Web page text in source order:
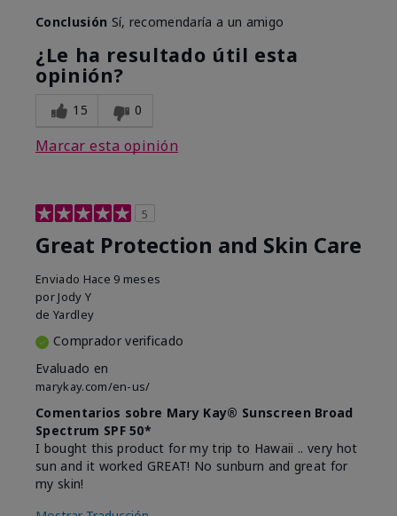
Conclusión Sí, recomendaría a un amigo
¿Le ha resultado útil esta
opinión?
15 0
Marcar esta opinión
5
Great Protection and Skin Care
Enviado Hace 9 meses
por Jody Y
de Yardley
Comprador verificado
Evaluado en
marykay.com/en-us/
Comentarios sobre Mary Kay® Sunscreen Broad
Spectrum SPF 50*
I bought this product for my trip to Hawaii .. very hot
sun and it worked GREAT! No sunburn and great for
my skin!